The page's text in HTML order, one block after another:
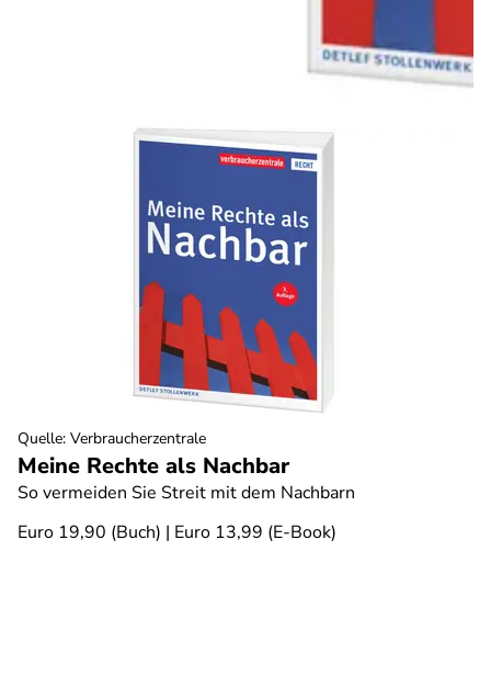
Meine Rechte als Nachbar
So vermeiden Sie Streit mit dem Nachbarn
Euro 19,90 (Buch) | Euro 13,99 (E-Book)
Quelle: Verbraucherzentrale